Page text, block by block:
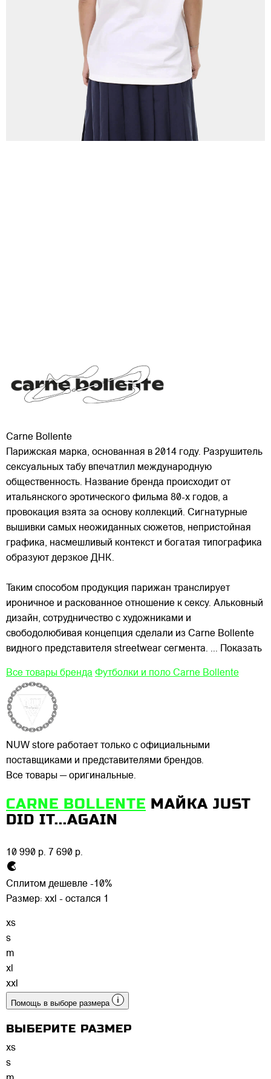
Carne Bollente
Парижская марка, основанная в 2014 году. Разрушитель
сексуальных табу впечатлил международную
общественность. Название бренда происходит от
итальянского эротического фильма 80-х годов, а
провокация взята за основу коллекций. Сигнатурные
вышивки самых неожиданных сюжетов, непристойная
графика, насмешливый контекст и богатая типографика
образуют дерзкое ДНК.
Таким способом продукция парижан транслирует
ироничное и раскованное отношение к сексу. Альковный
дизайн, сотрудничество с художниками и
свободолюбивая концепция сделали из Carne Bollente
видного представителя streetwear сегмента. ... Показать
Все товары бренда Футболки и поло Carne Bollente
NUW store работает только с официальными
поставщиками и представителями брендов.
Все товары — оригинальные.
CARNE BOLLENTE МАЙКА JUST
DID IT...AGAIN
10 990 р. 7 690 р.
Сплитом дешевле -10%
Размер: xxl - остался 1
xs
s
m
xl
xxl
Помощь в выборе размера
ВЫБЕРИТЕ РАЗМЕР
xs
s